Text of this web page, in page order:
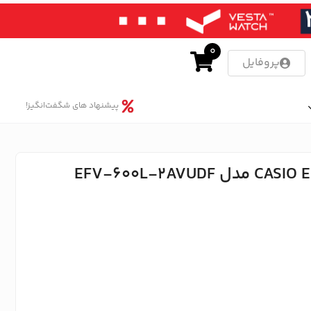
پروفایل
0
پیشنهاد های شگفت‌انگیز!